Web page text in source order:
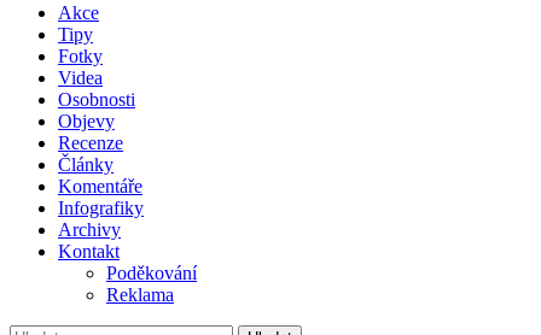
Akce
Tipy
Fotky
Videa
Osobnosti
Objevy
Recenze
Články
Komentáře
Infografiky
Archivy
Kontakt
Poděkování
Reklama